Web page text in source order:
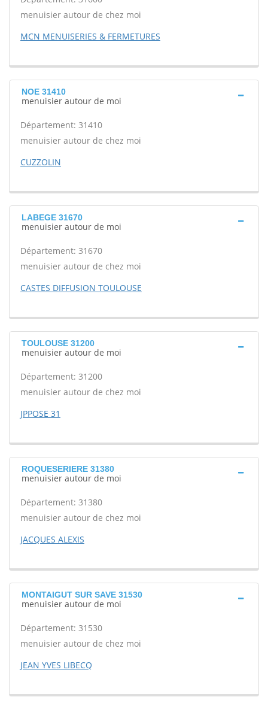
menuisier autour de chez moi
MCN MENUISERIES & FERMETURES
NOE 31410
menuisier autour de moi
Département: 31410
menuisier autour de chez moi
CUZZOLIN
LABEGE 31670
menuisier autour de moi
Département: 31670
menuisier autour de chez moi
CASTES DIFFUSION TOULOUSE
TOULOUSE 31200
menuisier autour de moi
Département: 31200
menuisier autour de chez moi
JPPOSE 31
ROQUESERIERE 31380
menuisier autour de moi
Département: 31380
menuisier autour de chez moi
JACQUES ALEXIS
MONTAIGUT SUR SAVE 31530
menuisier autour de moi
Département: 31530
menuisier autour de chez moi
JEAN YVES LIBECQ